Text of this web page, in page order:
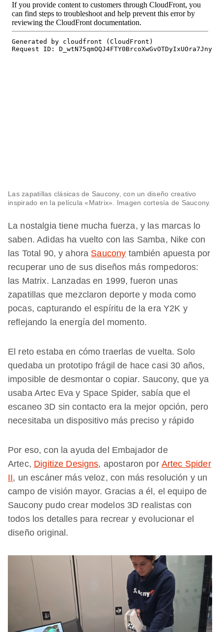
Las zapatillas clásicas de Saucony, con un diseño creativo
inspirado en la película «Matrix». Imagen cortesía de Saucony.
La nostalgia tiene mucha fuerza, y las marcas lo
saben. Adidas ha vuelto con las Samba, Nike con
las Total 90, y ahora Saucony también apuesta por
recuperar uno de sus diseños más rompedoros:
las Matrix. Lanzadas en 1999, fueron unas
zapatillas que mezclaron deporte y moda como
pocas, capturando el espíritu de la era Y2K y
reflejando la energía del momento.
El reto estaba en cómo traerlas de vuelta. Solo
quedaba un prototipo frágil de hace casi 30 años,
imposible de desmontar o copiar. Saucony, que ya
usaba Artec Eva y Space Spider, sabía que el
escaneo 3D sin contacto era la mejor opción, pero
necesitaba un dispositivo más preciso y rápido
Por eso, con la ayuda del Embajador de
Artec, Digitize Designs, apostaron por Artec Spider
II, un escáner más veloz, con más resolución y un
campo de visión mayor. Gracias a él, el equipo de
Saucony pudo crear modelos 3D realistas con
todos los detalles para recrear y evolucionar el
diseño original.